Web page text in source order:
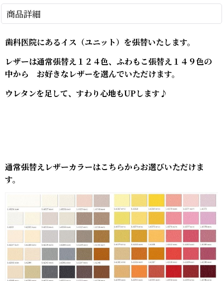
商品詳細
歯科医院にあるイス（ユニット）を張替いたします。
レザーは通常張替え１２４色、ふわもこ張替え１４９色の
中から お好きなレザーを選んでいただけます。
ウレタンを足して、すわり心地もUPします♪
通常張替えレザーカラーはこちらからお選びいただけま
す。